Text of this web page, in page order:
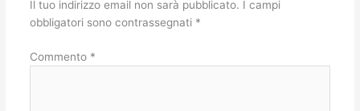
Il tuo indirizzo email non sarà pubblicato. I campi
obbligatori sono contrassegnati *
Commento *